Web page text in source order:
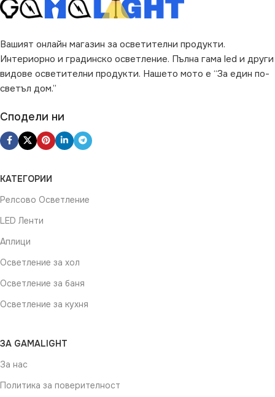
Вашият онлайн магазин за осветителни продукти.
Интериорно и градинско осветление. Пълна гама led и други
видове осветителни продукти. Нашето мото е “За един по-
светъл дом.”
Сподели ни
КАТЕГОРИИ
Релсово Осветление
LED Ленти
Аплици
Осветление за хол
Осветление за баня
Осветление за кухня
ЗА GAMALIGHT
За нас
Политика за поверителност